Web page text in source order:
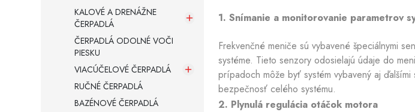
Armatúry a spojovací materiál
Záložné zdroje
KALOVÉ A DRENÁŽNE
ČERPADLÁ
ČERPADLÁ ODOLNÉ VOČI
PIESKU
VIACÚČELOVÉ ČERPADLÁ
RUČNÉ ČERPADLÁ
BAZÉNOVÉ ČERPADLÁ
1. Snímanie a monitorovanie parametrov
Frekvenčné meniče sú vybavené špeciálnymi
systéme. Tieto senzory odosielajú údaje do
prípadoch môže byť systém vybavený aj
bezpečnosť celého systému.
2. Plynulá regulácia otáčok motora